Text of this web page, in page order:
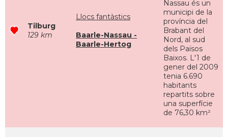
Tilburg
129 km
Llocs fantàstics
Baarle-Nassau -
Baarle-Hertog
Nassau és un
municipi de la
província del
Brabant del
Nord, al sud
dels Països
Baixos. L'1 de
gener del 2009
tenia 6.690
habitants
repartits sobre
una superfície
de 76,30 km²